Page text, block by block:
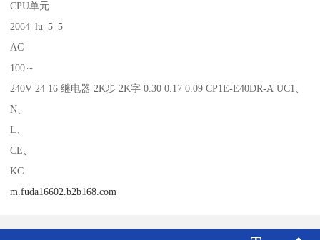
CPU单元
2064_lu_5_5
AC
100～
240V 24 16 继电器 2K步 2K字 0.30 0.17 0.09 CP1E-E40DR-A UC1、
N、
L、
CE、
KC
m.fuda16602.b2b168.com